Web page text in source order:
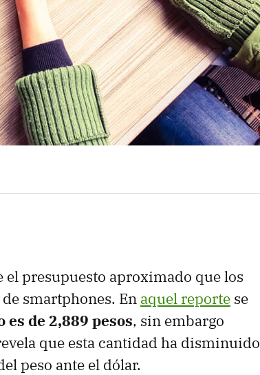
el presupuesto aproximado que los
smartphones. En aquel reporte se
de 2,889 pesos, sin embargo
que esta cantidad ha disminuido
peso ante el dólar.